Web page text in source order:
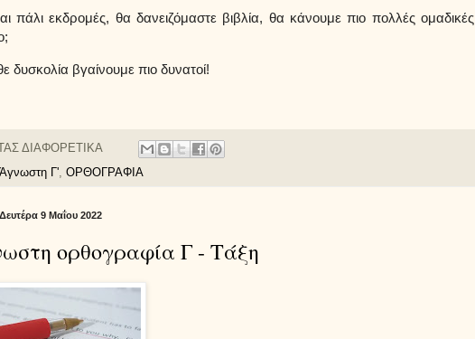
εκδρομές, θα δανειζόμαστε βιβλία, θα κάνουμε πιο πολλές ομαδικές
βγαίνουμε πιο δυνατοί!
ΔΙΑΦΟΡΕΤΙΚΑ
Άγνωστη Γ' ΟΡΘΟΓΡΑΦΙΑ
Δευτέρα 9 Μαΐου 2022
ορθογραφία Γ - Τάξη